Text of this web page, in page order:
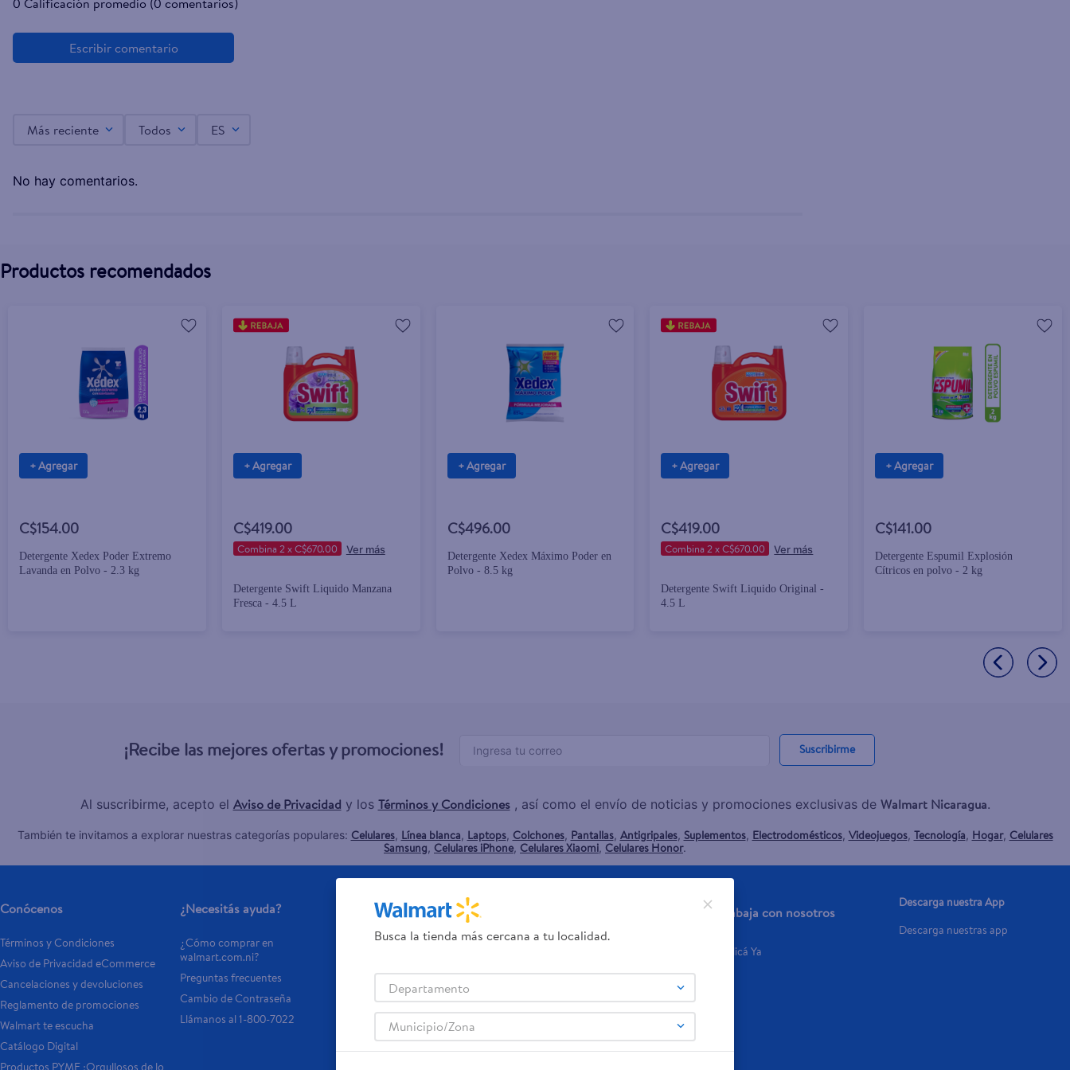
Detergente Lariansa Polvo - 5kg
Más reciente Todos ES
No hay comentarios.
Productos recomendados
+ Agregar
C$154.00
Detergente Xedex Poder Extremo
Lavanda en Polvo - 2.3 kg
+ Agregar
C$419.00
Combina 2 x C$670.00
Detergente Swift Liquido Manzana
Fresca - 4.5 L
+ Agregar
C$496.00
Detergente Xedex Máximo Poder en
Polvo - 8.5 kg
+ Agregar
C$419.00
Combina 2 x C$670.00
Detergente Swift Liquido Original -
4.5 L
+ Agregar
C$141.00
Detergente Espumil Explosión
Cítricos en polvo - 2 kg
¡Recibe las mejores ofertas y promociones! Suscribirme
Al suscribirme, acepto el Aviso de Privacidad y los Términos y Condiciones, así como el envío de noticias y promociones exclusivas de Walmart Nicaragua.
También te invitamos a explorar nuestras categorías populares: Celulares, Línea blanca, Laptops, Colchones, Pantallas, Antigripales, Suplementos, Electrodomésticos, Videojuegos, Tecnología, Hogar, Celulares
Samsung, Celulares iPhone, Celulares Xiaomi, Celulares Honor.
Conócenos
Términos y Condiciones
Aviso de Privacidad eCommerce
Cancelaciones y devoluciones
Reglamento de promociones
Walmart te escucha
Catálogo Digital
¿Necesitás ayuda?
¿Cómo comprar en
walmart.com.ni?
Preguntas frecuentes
Cambio de Contraseña
Llámanos al 1-800-7022
Servicios
Tarjeta de regalo
- Remesas
- Pagos de servicios
Trabaja con nosotros
Aplicá Ya
Descarga nuestra App
Descarga nuestras app
Busca la tienda más cercana a tu localidad.
Departamento
Municipio/Zona